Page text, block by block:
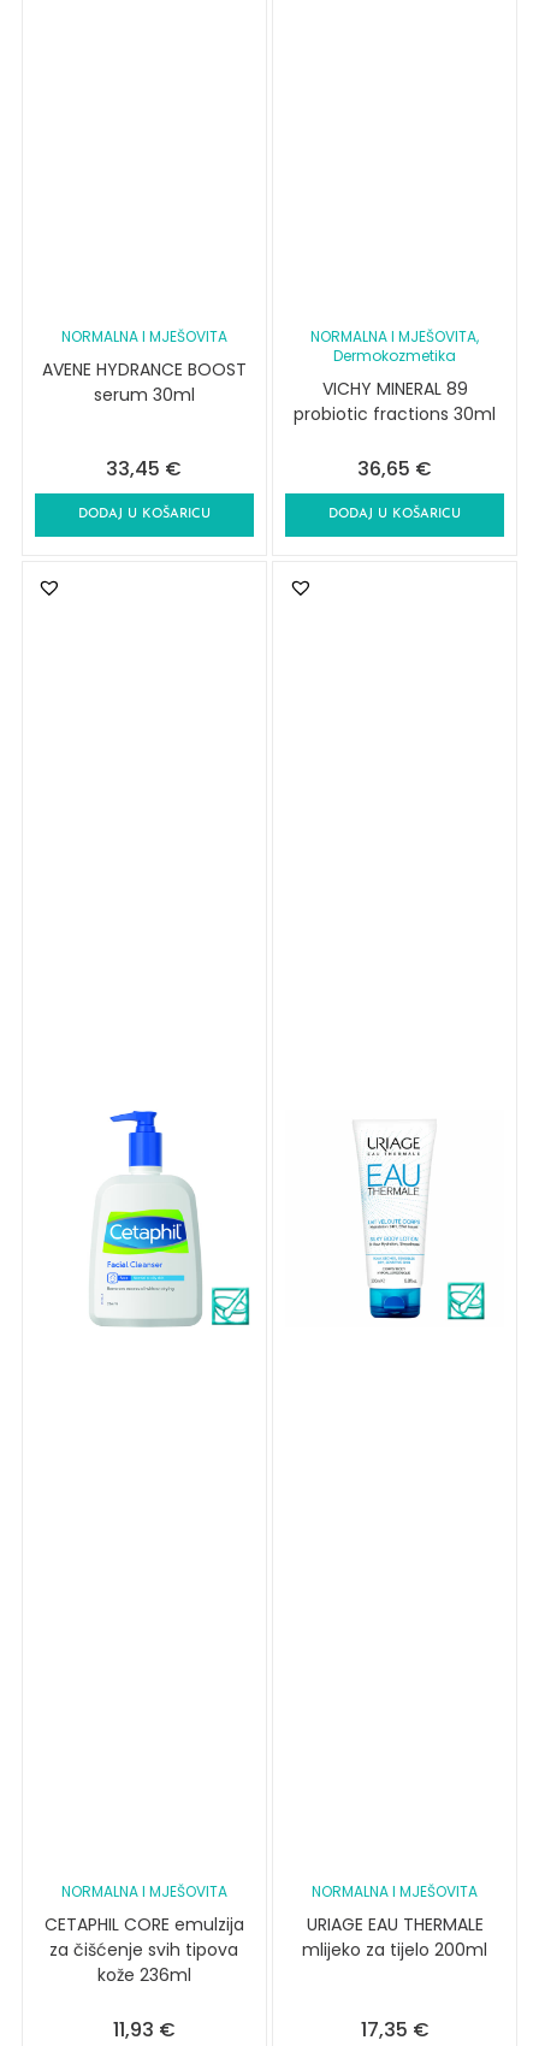
NORMALNA I MJEŠOVITA
AVENE HYDRANCE BOOST
serum 30ml
33,45 €
DODAJ U KOŠARICU
NORMALNA I MJEŠOVITA,
Dermokozmetika
VICHY MINERAL 89
probiotic fractions 30ml
36,65 €
DODAJ U KOŠARICU
NORMALNA I MJEŠOVITA
CETAPHIL CORE emulzija
za čišćenje svih tipova
kože 236ml
11,93 €
NORMALNA I MJEŠOVITA
URIAGE EAU THERMALE
mlijeko za tijelo 200ml
17,35 €